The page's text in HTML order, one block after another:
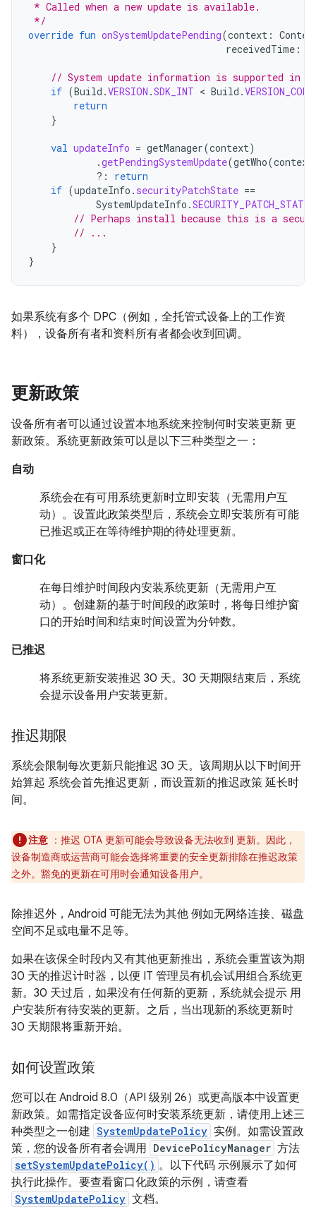
* Called when a new update is available.
*/
override fun onSystemUpdatePending(context :
receivedTime :
// System update information is supported in
if (Build .VERSION .SDK_INT < Build .
return
}
val updateInfo = getManager(context)
.getPendingSystemUpdate(getWho(context
?:
return
if (updateInfo . securityPatchState ==
SystemUpdateInfo .
// Perhaps install because this is a
// ...
}
}
如果系统有多个 DPC（例如，全托管式设备上的工作资
料），设备所有者和资料所有者都会收到回调。
更新政策
设备所有者可以通过设置本地系统来控制何时安装更新 更
新政策。系统更新政策可以是以下三种类型之一：
自动
系统会在有可用系统更新时立即安装（无需用户互
动）。设置此政策类型后，系统会立即安装所有可能
已推迟或正在等待维护期的待处理更新。
窗口化
在每日维护时间段内安装系统更新（无需用户互
动）。创建新的基于时间段的政策时，将每日维护窗
口的开始时间和结束时间设置为分钟数。
已推迟
将系统更新安装推迟 30 天。30 天期限结束后，系统
会提示设备用户安装更新。
推迟期限
系统会限制每次更新只能推迟 30 天。该周期从以下时间开
始算起 系统会首先推迟更新，而设置新的推迟政策 延长时
间。
注意 ：推迟 OTA 更新可能会导致设备无法收到 更新。因此，
设备制造商或运营商可能会选择将重要的安全更新排除在推迟政策
之外。豁免的更新在可用时会通知设备用户。
除推迟外，Android 可能无法为其他 例如无网络连接、磁盘
空间不足或电量不足等。
如果在该保全时段内又有其他更新推出，系统会重置该为期
30 天的推迟计时器，以便 IT 管理员有机会试用组合系统更
新。30 天过后，如果没有任何新的更新，系统就会提示 用
户安装所有待安装的更新。之后，当出现新的系统更新时
30 天期限将重新开始。
如何设置政策
您可以在 Android 8.0（API 级别 26）或更高版本中设置更
新政策。如需指定设备应何时安装系统更新，请使用上述三
种类型之一创建 SystemUpdatePolicy 实例。如需设置政
策，您的设备所有者会调用 DevicePolicyManager 方法
setSystemUpdatePolicy() 。以下代码 示例展示了如何
执行此操作。要查看窗口化政策的示例，请查看
SystemUpdatePolicy 文档。